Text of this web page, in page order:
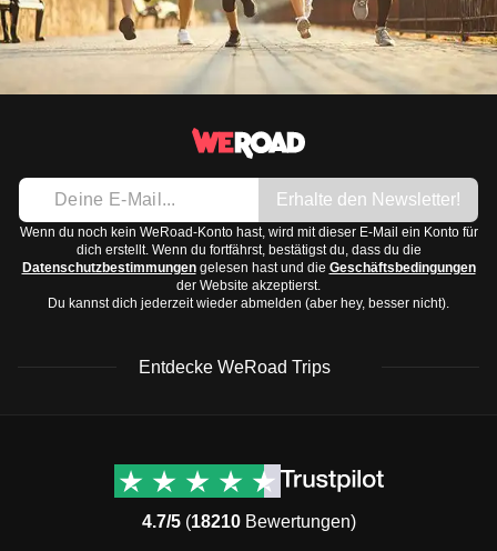
Erhalte den Newsletter!
Wenn du noch kein WeRoad-Konto hast, wird mit dieser E-Mail ein Konto für
dich erstellt. Wenn du fortfährst, bestätigst du, dass du die
Datenschutzbestimmungengelesen hast und die Geschäftsbedingungen
der Website akzeptierst.
Du kannst dich jederzeit wieder abmelden (aber hey, besser nicht).
Entdecke WeRoad Trips
Trustpilot Bewertungen
& Support
Kontaktiere uns
FAQs
4.7/5(18210Bewertungen)